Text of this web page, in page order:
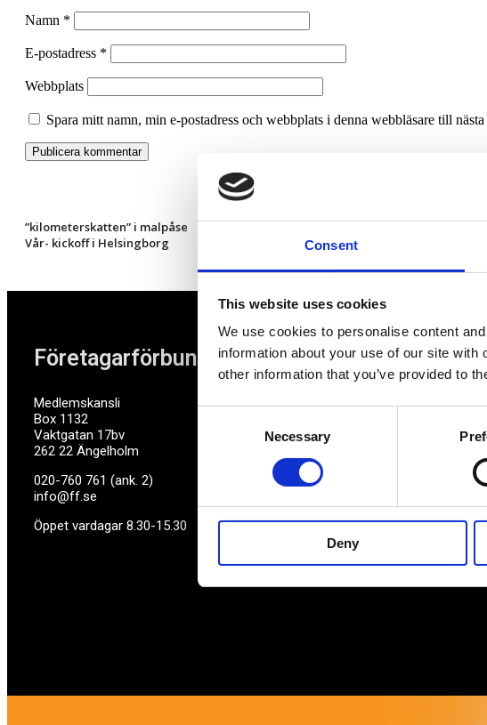
Consent
This website uses cookies
We use cookies to personalise content
information about your use of our site
other information that you’ve provided to
Necessary
Deny
Namn *
E-postadress *
Webbplats
Spara mitt namn, min e-postadress och webbplats i denna webbläsare till
”kilometerskatten” i malpåse
Vår- kickoff i Helsingborg
Företagarförbundet
Medlemskansli
Box 1132
Vaktgatan 17bv
262 22 Ängelholm
020-760 761 (ank. 2)
info@ff.se
Öppet vardagar 8.30-15.30
Av
fokus.